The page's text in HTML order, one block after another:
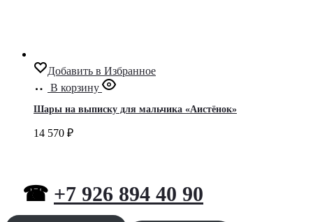
Добавить в Избранное
В корзину
Шары на выписку для мальчика «Аистёнок»
14 570 ₽
☎ +7 926 894 40 90